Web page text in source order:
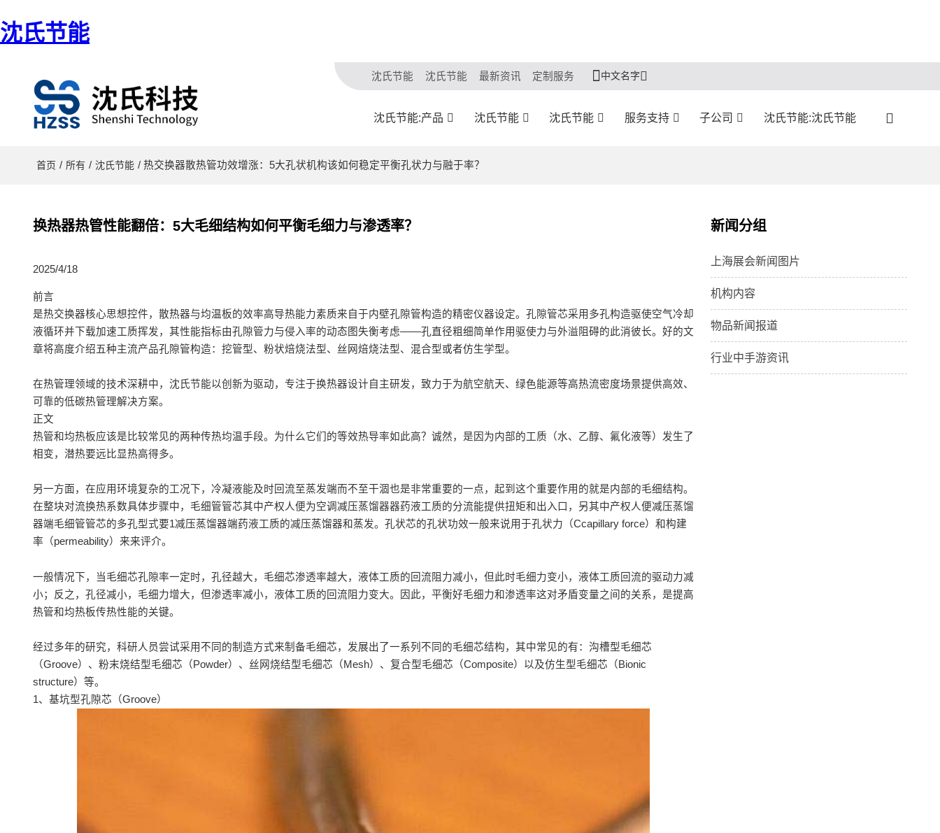
沈氏节能
沈氏节能 沈氏节能 最新资讯 定制服务 中文名字
沈氏节能:产品 沈氏节能 沈氏节能 服务支持 子公司 沈氏节能:沈氏节能
首页 / 所有 / 沈氏节能 / 热交换器散热管功效增涨：5大孔状机构该如何稳定平衡孔状力与融于率？
换热器热管性能翻倍：5大毛细结构如何平衡毛细力与渗透率？
2025/4/18
前言
是热交换器核心思想控件，散热器与均温板的效率高导热能力素质来自于内壁孔隙管构造的精密仪器设定。孔隙管芯采用多孔构造驱使空气冷却
液循环并下载加速工质挥发，其性能指标由孔隙管力与侵入率的动态图失衡考虑——孔直径粗细简单作用驱使力与外溢阻碍的此消彼长。好的文
章将高度介绍五种主流产品孔隙管构造：挖管型、粉状焙烧法型、丝网焙烧法型、混合型或者仿生学型。
在热管理领域的技术深耕中，沈氏节能以创新为驱动，专注于换热器设计自主研发，致力于为航空航天、绿色能源等高热流密度场景提供高效、
可靠的低碳热管理解决方案。
正文
热管和均热板应该是比较常见的两种传热均温手段。为什么它们的等效热导率如此高？诚然，是因为内部的工质（水、乙醇、氟化液等）发生了
相变，潜热要远比显热高得多。
另一方面，在应用环境复杂的工况下，冷凝液能及时回流至蒸发端而不至干涸也是非常重要的一点，起到这个重要作用的就是内部的毛细结构。
在整块对流换热系数具体步骤中，毛细管管芯其中产权人便为空调减压蒸馏器器药液工质的分流能提供扭矩和出入口，另其中产权人便减压蒸馏
器端毛细管管芯的多孔型式要1减压蒸馏器端药液工质的减压蒸馏器和蒸发。孔状芯的孔状功效一般来说用于孔状力（Ccapillary force）和构建
率（permeability）来来评介。
一般情况下，当毛细芯孔隙率一定时，孔径越大，毛细芯渗透率越大，液体工质的回流阻力减小，但此时毛细力变小，液体工质回流的驱动力减
小；反之，孔径减小，毛细力增大，但渗透率减小，液体工质的回流阻力变大。因此，平衡好毛细力和渗透率这对矛盾变量之间的关系，是提高
热管和均热板传热性能的关键。
经过多年的研究，科研人员尝试采用不同的制造方式来制备毛细芯，发展出了一系列不同的毛细芯结构，其中常见的有：沟槽型毛细芯
（Groove）、粉末烧结型毛细芯（Powder）、丝网烧结型毛细芯（Mesh）、复合型毛细芯（Composite）以及仿生型毛细芯（Bionic
structure）等。
1、基坑型孔隙芯（Groove）
新闻分组
上海展会新闻图片
机构内容
物品新闻报道
行业中手游资讯